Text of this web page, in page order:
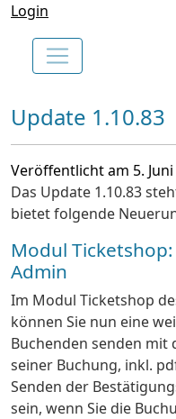
Login
Update 1.10.83
Veröffentlicht am 5.
Das Update 1.10.83
bietet folgende
Modul
Admin
Im Modul Ticketshop
können Sie nun eine
Buchenden senden
seiner Buchung, inkl.
Senden der
sein, wenn Sie die